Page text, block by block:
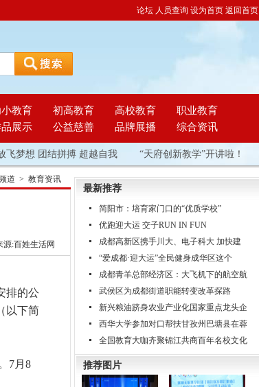
论坛 人员查询 设为首页 返回首页
教育 初高教育 高校教育
职业教育
展示 公益慈善 品牌展播 综合资讯
飞梦想 团结拼搏 超越自我 “天府创新教学”开讲啦！
道 > 教育资讯
源:百姓生活网
排的公
以下简
7月8
最新推荐
简阳市：培育家门口的“优质学校”
优跑迎大运 交子RUN IN FUN
成都高新区携手川大、电子科大 加快建
“爱成都·迎大运”全民健身成华区这个
成都青羊总部经济区：大飞机下的航空航
武侯区为成都街道职能转变改革探路
新兴粮油跻身农业产业化国家重点龙头企
西华大学参加对口帮扶甘孜州巴塘县在蓉
全国教育大咖齐聚锦江共商百年名校文化
推荐图片